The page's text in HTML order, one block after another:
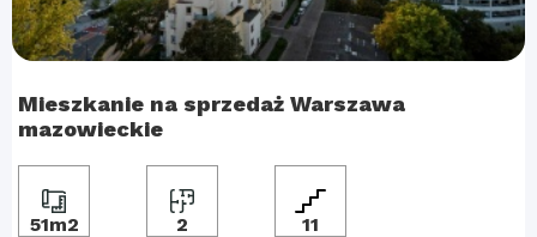
Mieszkanie na sprzedaż Warszawa
mazowieckie
51m2 2 11